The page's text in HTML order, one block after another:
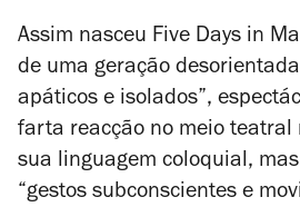
Assim nasceu Five Days in
de uma geração
apáticos e isolados”,
farta reacção no meio teatral
sua linguagem coloquial,
“gestos subconscientes e